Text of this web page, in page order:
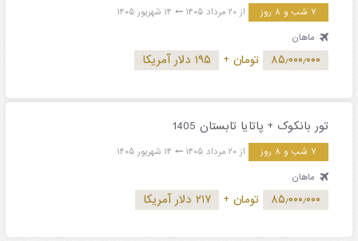
۷ شب و ۸ روز از ۲۰ مرداد ۱۴۰۵
۱۴ شهریور ۱۴۰۵
ماهان
۸۵٫۰۰۰٫۰۰۰ تومان + ۱۹۵ دلار آمریکا
تور بانکوک + پاتایا تابستان 1405
۷ شب و ۸ روز از ۲۰ مرداد ۱۴۰۵
۱۴ شهریور ۱۴۰۵
ماهان
۸۵٫۰۰۰٫۰۰۰ تومان + ۲۱۷ دلار آمریکا